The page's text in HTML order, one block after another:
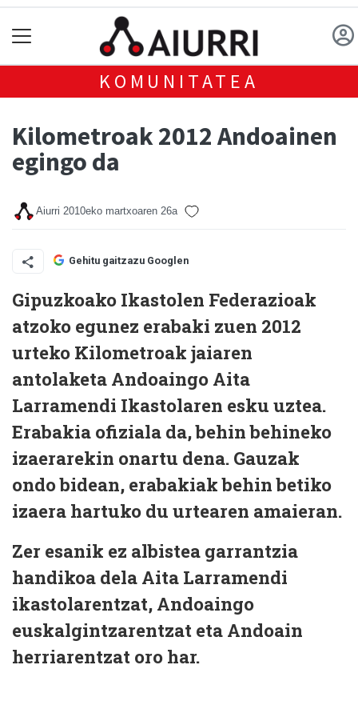
KOMUNITATEA
Kilometroak 2012 Andoainen
egingo da
Aiurri 2010eko martxoaren 26a
Gehitu gaitzazu Googlen
Gipuzkoako Ikastolen Federazioak
atzoko egunez erabaki zuen 2012
urteko Kilometroak jaiaren
antolaketa Andoaingo Aita
Larramendi Ikastolaren esku uztea.
Erabakia ofiziala da, behin behineko
izaerarekin onartu dena. Gauzak
ondo bidean, erabakiak behin betiko
izaera hartuko du urtearen amaieran.
Zer esanik ez albistea garrantzia
handikoa dela Aita Larramendi
ikastolarentzat, Andoaingo
euskalgintzarentzat eta Andoain
herriarentzat oro har.